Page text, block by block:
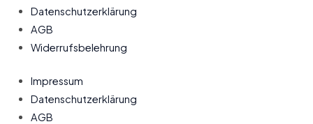
Datenschutzerklärung
AGB
Widerrufsbelehrung
Impressum
Datenschutzerklärung
AGB